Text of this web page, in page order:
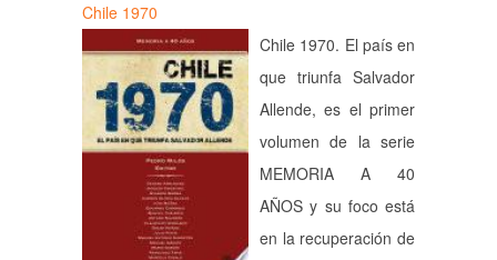
Chile 1970
Chile 1970. El país en
que triunfa Salvador
Allende, es el primer
volumen de la serie
MEMORIA A 40
AÑOS y su foco está
en la recuperación de